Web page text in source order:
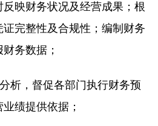
映财务状况及经营成果；根
完整性及合规性；编制财务
务数据；
析，督促各部门执行财务预
绩提供依据；